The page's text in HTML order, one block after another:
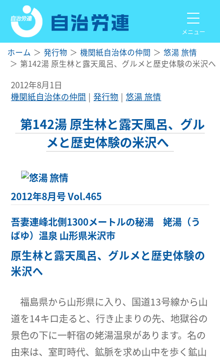
メニュー
ホーム 発行物 機関紙自治体の仲間
悠湯 旅情
第142湯 原生林と露天風呂、グルメと歴史体験の米沢へ
2012年8月1日
機関紙自治体の仲間
発行物 悠湯 旅情
第142湯 原生林と露天風呂、グル
メと歴史体験の米沢へ
2012年8月号 Vol.465
吾妻連峰北側1300メートルの秘湯 姥湯（う
ばゆ）温泉 山形県米沢市
原生林と露天風呂、グルメと歴史体験の
米沢へ
福島県から山形県に入り、国道13号線から山
道を14キロ走ると、行き止まりの先、地獄谷の
景色の下に一軒宿の姥湯温泉があります。名の
由来は、室町時代、鉱脈を求め山中を歩く鉱山